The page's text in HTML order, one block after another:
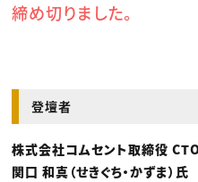
締め切りました。
登壇者
株式会社コムセント取締役
関口 和真（せきぐち・かずま）氏